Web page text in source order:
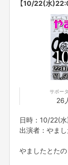
【10/22(水
サポー
26
日時：10/22(
出演者：やま
やましたとた